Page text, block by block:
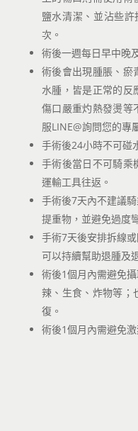
鹽水清潔、並沾些
次。
術後一週每日早中晚
術後會出現腫脹、瘀
水腫，皆是正常的反
傷口嚴重灼熱發燙等
服LINE@詢問您的專
手術後24小時不可碰
手術後當日不可騎乘
運輸工具往返。
手術後7天內不建議
提重物，並避免過度
手術7天後安排拆線
可以持續幫助退腫及
術後1個月內需避免
辣、生食、炸物等；
復。
術後1個月內需避免